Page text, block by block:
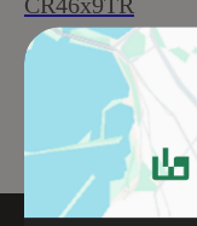
Подробнее